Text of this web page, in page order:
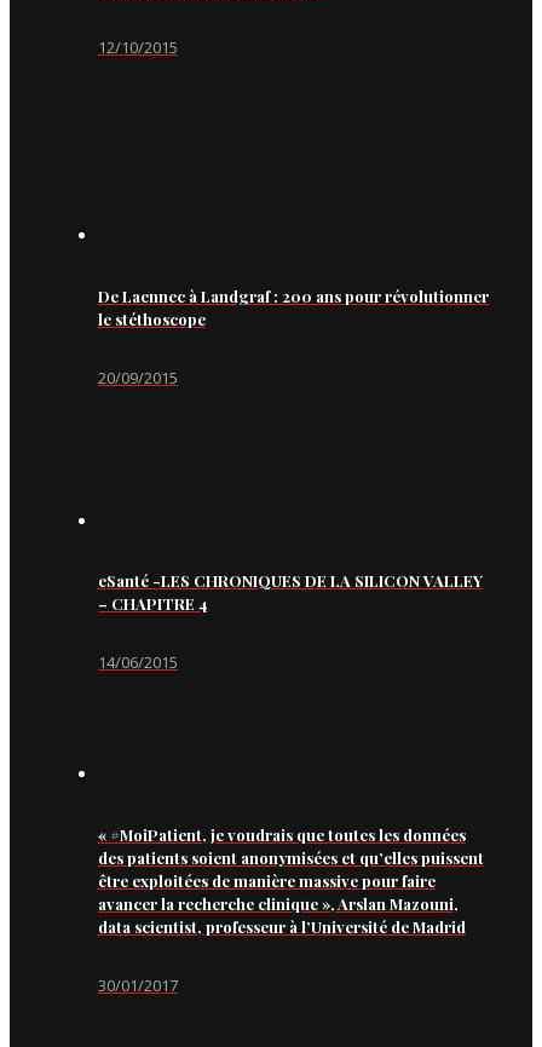
12/10/2015
De Laennec à Landgraf : 200 ans pour révolutionner
le stéthoscope
20/09/2015
eSanté -LES CHRONIQUES DE LA SILICON VALLEY
– CHAPITRE 4
14/06/2015
« #MoiPatient, je voudrais que toutes les données
des patients soient anonymisées et qu’elles puissent
être exploitées de manière massive pour faire
avancer la recherche clinique », Arslan Mazouni,
data scientist, professeur à l’Université de Madrid
30/01/2017